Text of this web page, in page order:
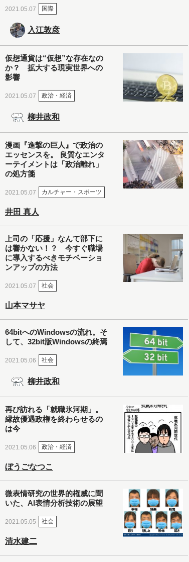
2021.05.07 国際
入江敦彦
仮想通貨は“仮想”な存在なの
か？ 拡大する現実世界への
影響
2021.05.07 政治・経済
柳井政和
漫画『進撃の巨人』で政治の
エッセンスを。 良質なエンタ
ーテイメントは「政治離れ」
の処方箋
2021.05.07 カルチャー・スポーツ
井田 真人
上司の「応援」なんて部下に
は響かない！？ 今すぐ職場
に導入するべきモチベーショ
ンアップの方法
2021.05.07 社会
山本マサヤ
64bitへのWindowsの流れ。そ
して、32bit版Windowsの終焉
2021.05.06 社会
柳井政和
再び訪れる「就職氷河期」。
縁故優遇政権を終わらせるの
は今
2021.05.06 政治・経済
ぼうごなつこ
微表情研究の世界的権威に聞
いた、AI表情分析技術の展望
2021.05.05 社会
清水建二